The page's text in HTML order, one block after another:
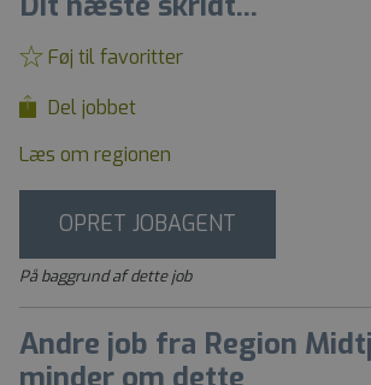
Føj til favoritter
Del jobbet
Læs om regionen
OPRET JOBAGENT
På baggrund af dette job
Andre job fra Region